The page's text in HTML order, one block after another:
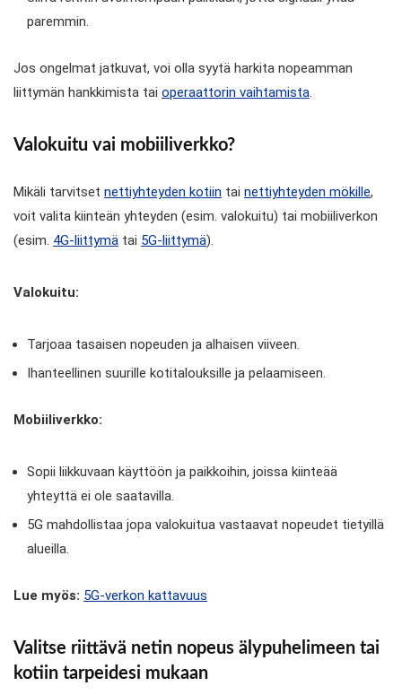
paremmin.
Jos ongelmat jatkuvat, voi olla syytä harkita nopeamman
liittymän hankkimista tai operaattorin vaihtamista.
Valokuitu vai mobiiliverkko?
Mikäli tarvitset nettiyhteyden kotiin tai nettiyhteyden mökille,
voit valita kiinteän yhteyden (esim. valokuitu) tai mobiiliverkon
(esim. 4G-liittymä tai 5G-liittymä).
Valokuitu:
Tarjoaa tasaisen nopeuden ja alhaisen viiveen.
Ihanteellinen suurille kotitalouksille ja pelaamiseen.
Mobiiliverkko:
Sopii liikkuvaan käyttöön ja paikkoihin, joissa kiinteää
yhteyttä ei ole saatavilla.
5G mahdollistaa jopa valokuitua vastaavat nopeudet tietyillä
alueilla.
Lue myös: 5G-verkon kattavuus
Valitse riittävä netin nopeus älypuhelimeen tai
kotiin tarpeidesi mukaan